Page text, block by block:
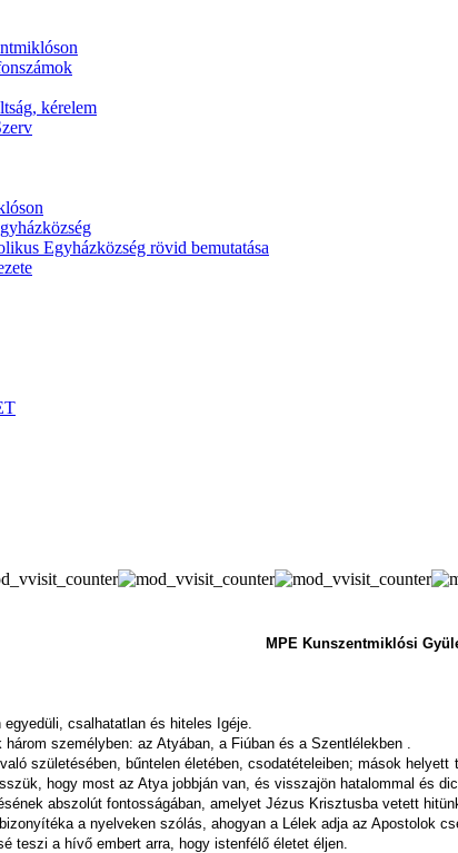
kérelem
Egyházközség rövid bemutatása
MPE Kunszentmiklósi
csalhatatlan és hiteles Igéje.
személyben: az Atyában, a Fiúban és a Szentlélekben .
születésében, bűntelen életében, csodatételeiben; mások
hogy most az Atya jobbján van, és visszajön hatalommal és
abszolút fontosságában, amelyet Jézus Krisztusba vetett
a nyelveken szólás, ahogyan a Lélek adja az Apostolok
teszi a hívő embert arra, hogy istenfélő életet éljen.